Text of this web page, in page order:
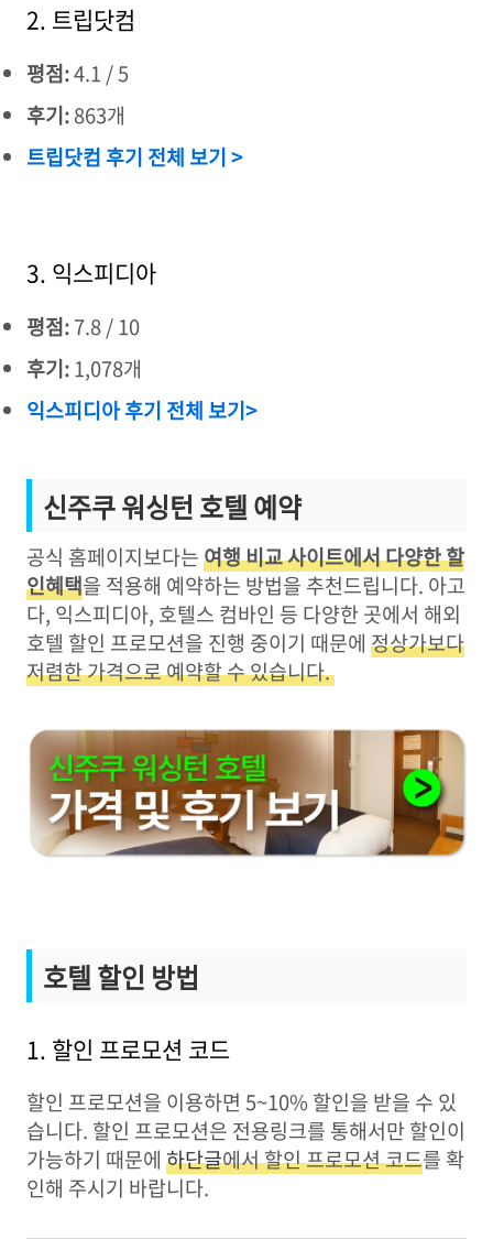
2. 트립닷컴
평점:4.1 / 5
후기:863개
트립닷컴 후기 전체 보기 >
3. 익스피디아
평점:7.8 / 10
후기:1,078개
익스피디아 후기 전체 보기>
신주쿠 워싱턴 호텔 예약
공식 홈페이지보다는여행 비교 사이트에서 다양한 할
인혜택을 적용해 예약하는 방법을 추천드립니다. 아고
다, 익스피디아, 호텔스 컴바인 등 다양한 곳에서 해외
호텔 할인 프로모션을 진행 중이기 때문에 정상가보다
저렴한 가격으로 예약할 수 있습니다.
호텔 할인 방법
1. 할인 프로모션 코드
할인 프로모션을 이용하면 5~10% 할인을 받을 수 있
습니다. 할인 프로모션은 전용링크를 통해서만 할인이
가능하기 때문에 하단글에서 할인 프로모션 코드를 확
인해 주시기 바랍니다.